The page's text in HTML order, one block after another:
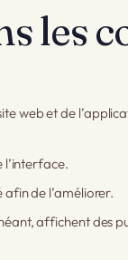
les
web et de
l’interface.
de l’améliorer.
affichent des